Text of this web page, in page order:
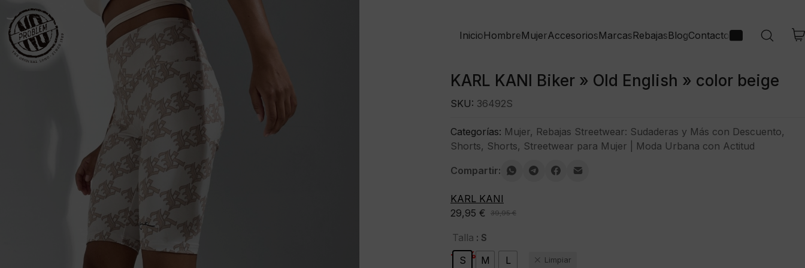
InicioHombreMujerAccesoriosMarcasRebajasBlogContacto
KARL KANI Biker » Old English » color beige
39,95€
El
precio
original
era:
29,95 €
El
precio
actual
es:
-25%
Talla : S
S
M L Limpiar
SKU: 36492S
Categorías: Mujer, Rebajas Streetwear: Sudaderas y Más con Descuento,
Shorts, Shorts, Streetwear para Mujer | Moda Urbana con Actitud
Compartir:
KARL KANI